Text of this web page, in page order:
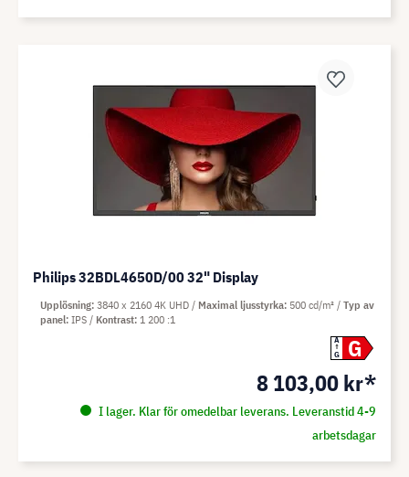
Philips 32BDL4650D/00 32" Display
A
G
G
8 103,00 kr*
I lager. Klar för omedelbar leverans. Leveranstid 4-9
arbetsdagar
Upplösning 3840 x 2160 4K UHD Maximal ljusstyrka 500 cd/m²
Typ av
panel IPS Kontrast 1 200 :1